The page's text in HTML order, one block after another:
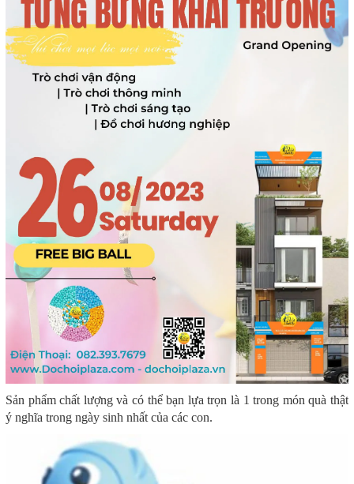
Sản phẩm chất lượng và có thể bạn lựa trọn là 1 trong món quà thật
ý nghĩa trong ngày sinh nhất của các con.